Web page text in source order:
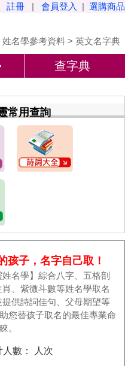
註冊 | 會員登入 | 選購商品
姓名學參考資料 > 英文名字典
查字典
常用查詢
孩子，名字自己取！
姓名學】綜合八字、五格剖
肖、紫微斗數等姓名學取名
提供詩詞佳句、父母期望等
您替孩子取名的最佳專業命
。
人數： 人次